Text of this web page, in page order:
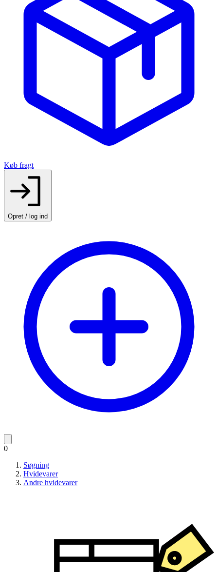
Køb fragt
Opret / log ind
0
Søgning
Hvidevarer
Andre hvidevarer